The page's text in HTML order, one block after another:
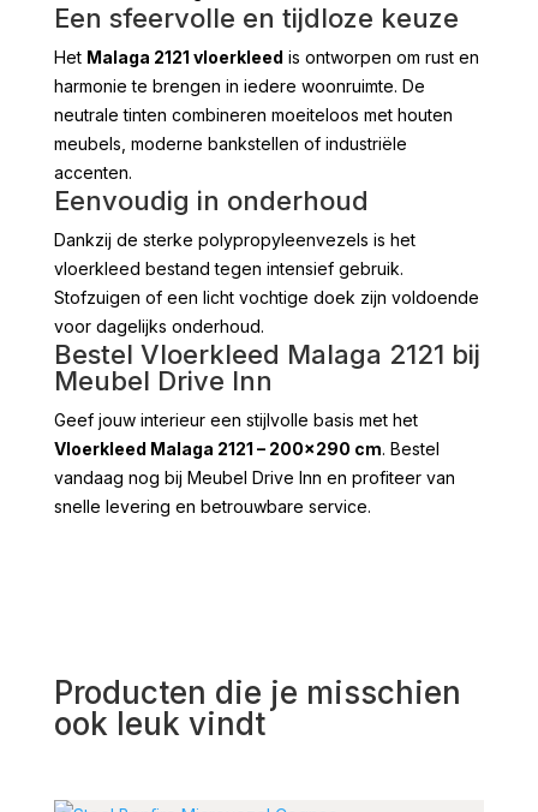
Een sfeervolle en tijdloze keuze
Het Malaga 2121 vloerkleed is ontworpen om rust en
harmonie te brengen in iedere woonruimte. De
neutrale tinten combineren moeiteloos met houten
meubels, moderne bankstellen of industriële
accenten.
Eenvoudig in onderhoud
Dankzij de sterke polypropyleenvezels is het
vloerkleed bestand tegen intensief gebruik.
Stofzuigen of een licht vochtige doek zijn voldoende
voor dagelijks onderhoud.
Bestel Vloerkleed Malaga 2121 bij
Meubel Drive Inn
Geef jouw interieur een stijlvolle basis met het
Vloerkleed Malaga 2121 – 200×290 cm. Bestel
vandaag nog bij Meubel Drive Inn en profiteer van
snelle levering en betrouwbare service.
Producten die je misschien
ook leuk vindt